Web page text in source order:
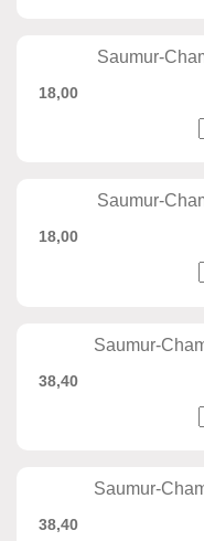
Saumur-
18,00
Saumur-
18,00
Saumur-
38,40
Saumur-
38,40